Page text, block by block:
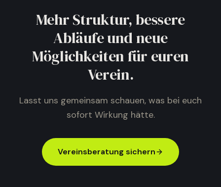
Mehr Struktur, bessere
Abläufe und neue
Möglichkeiten für euren
Verein.
Lasst uns gemeinsam schauen, was bei euch
sofort Wirkung hätte.
Vereinsberatung sichern